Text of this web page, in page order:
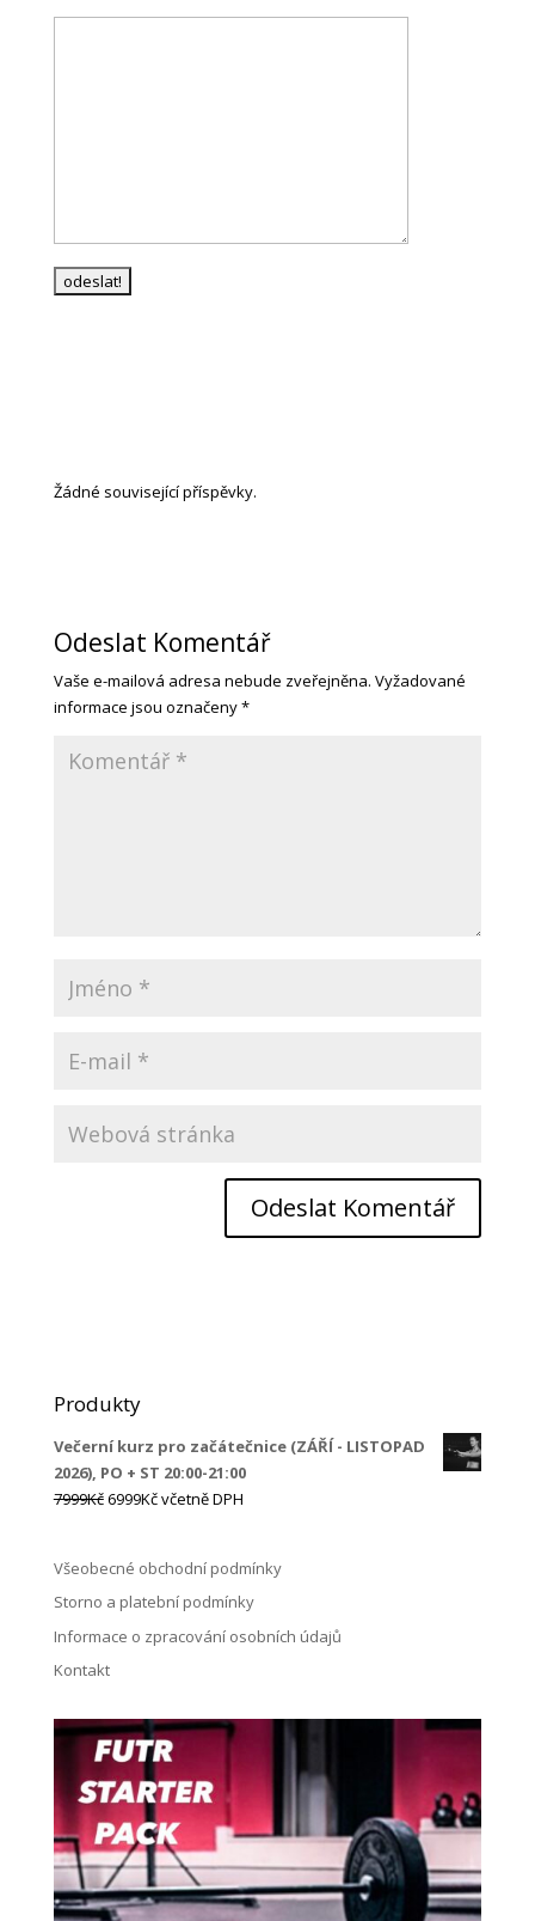
Žádné související příspěvky.
Odeslat Komentář
Vaše e-mailová adresa nebude zveřejněna. Vyžadované
informace jsou označeny*
Produkty
Večerní kurz pro začátečnice (ZÁŘÍ - LISTOPAD
2026), PO + ST 20:00-21:00
7999KčPůvodní
7999Kč.
6999KčAktuální
6999Kč.
včetně DPH
Všeobecné obchodní podmínky
Storno a platební podmínky
Informace o zpracování osobních údajů
Kontakt